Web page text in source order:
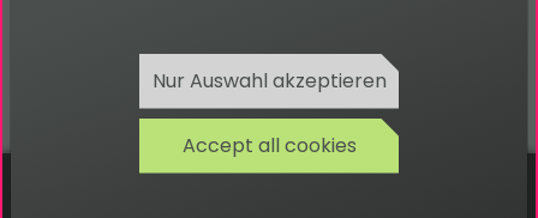
Datenschutz AGB Impressum
Nur Auswahl akzeptieren
Accept all cookies